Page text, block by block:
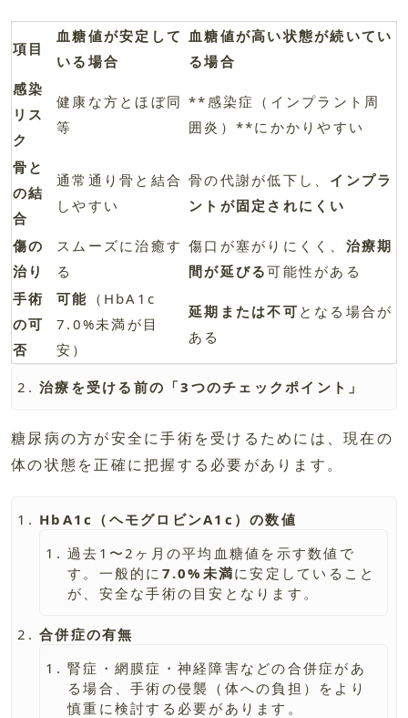
項目
血糖値が安定して
いる場合
血糖値が高い状態が続いてい
る場合
感染
リス
ク
健康な方とほぼ同
等
**感染症（インプラント周
囲炎）**にかかりやすい
骨と
の結
合
通常通り骨と結合
しやすい
骨の代謝が低下し、 インプラ
ントが固定されにくい
傷の
治り
スムーズに治癒す
る
傷口が塞がりにくく、 治療期
間が延びる可能性がある
手術
の可
否
可能 （HbA1c
7.0%未満が目
安）
延期または不可 となる場合が
ある
治療を受ける前の「3つのチェックポイント」
糖尿病の方が安全に手術を受けるためには、現在の
体の状態を正確に把握する必要があります。
HbA1c（ヘモグロビンA1c）の数値
過去1〜2ヶ月の平均血糖値を示す数値で
す。一般的に 7.0%未満に安定していること
が、安全な手術の目安となります。
合併症の有無
腎症・網膜症・神経障害などの合併症があ
る場合、手術の侵襲（体への負担）をより
慎重に検討する必要があります。